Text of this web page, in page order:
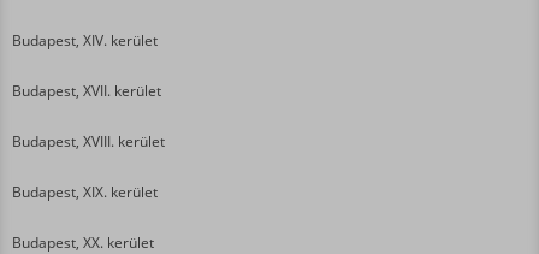
Budapest, XIV. kerület
Budapest, XVII. kerület
Budapest, XVIII. kerület
Budapest, XIX. kerület
Budapest, XX. kerület